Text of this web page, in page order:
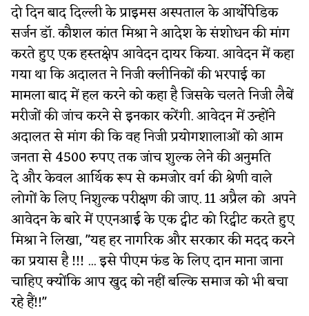
दो दिन बाद दिल्ली के प्राइमस अस्पताल के आर्थोपेडिक
सर्जन डॉ. कौशल कांत मिश्रा ने आदेश के संशोधन की मांग
करते हुए एक हस्तक्षेप आवेदन दायर किया. आवेदन में कहा
गया था कि अदालत ने निजी क्लीनिकों की भरपाई का
मामला बाद में हल करने को कहा है जिसके चलते निजी लैबें
मरीजों की जांच करने से इनकार करेंगी. आवेदन में उन्होंने
अदालत से मांग की कि वह निजी प्रयोगशालाओं को आम
जनता से 4500 रुपए तक जांच शुल्क लेने की अनुमति
दे और केवल आर्थिक रूप से कमजोर वर्ग की श्रेणी वाले
लोगों के लिए निशुल्क परीक्षण की जाए. 11 अप्रैल को अपने
आवेदन के बारे में एएनआई के एक ट्वीट को रिट्वीट करते हुए
मिश्रा ने लिखा, "यह हर नागरिक और सरकार की मदद करने
का प्रयास है !!! ... इसे पीएम फंड के लिए दान माना जाना
चाहिए क्योंकि आप खुद को नहीं बल्कि समाज को भी बचा
रहे हैं!!"